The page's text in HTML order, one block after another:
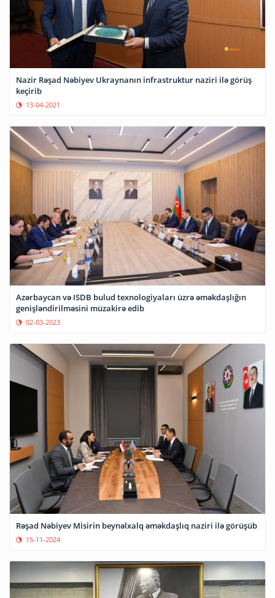
Nazir Rəşad Nəbiyev Ukraynanın infrastruktur naziri ilə görüş
keçirib
13-04-2021
Azərbaycan və ISDB bulud texnologiyaları üzrə əməkdaşlığın
genişləndirilməsini müzakirə edib
02-03-2023
Rəşad Nəbiyev Misirin beynəlxalq əməkdaşlıq naziri ilə görüşüb
15-11-2024